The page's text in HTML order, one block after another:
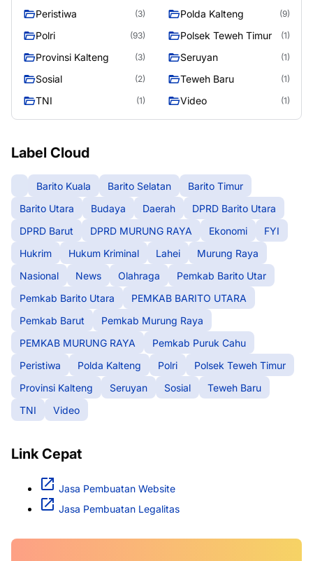
RAYA
Peristiwa (3) Polda Kalteng (9)
Polri (93) Polsek Teweh Timur (1)
Provinsi Kalteng (3) Seruyan (1)
Sosial (2) Teweh Baru (1)
TNI (1) Video (1)
Label Cloud
Barito Kuala Barito Selatan
Barito Timur
Barito Utara
Budaya Daerah
DPRD Barito Utara
DPRD Barut
DPRD MURUNG RAYA Ekonomi
FYI
Hukrim
Hukum Kriminal Lahei
Murung Raya
Nasional
News Olahraga
Pemkab Barito Utar
Pemkab Barito Utara
PEMKAB BARITO UTARA
Pemkab Barut
Pemkab Murung Raya
PEMKAB MURUNG RAYA
Pemkab Puruk Cahu
Peristiwa
Polda Kalteng Polri
Polsek Teweh Timur
Provinsi Kalteng
Seruyan Sosial
Teweh Baru
TNI
Video
Link Cepat
Jasa Pembuatan Website
Jasa Pembuatan Legalitas